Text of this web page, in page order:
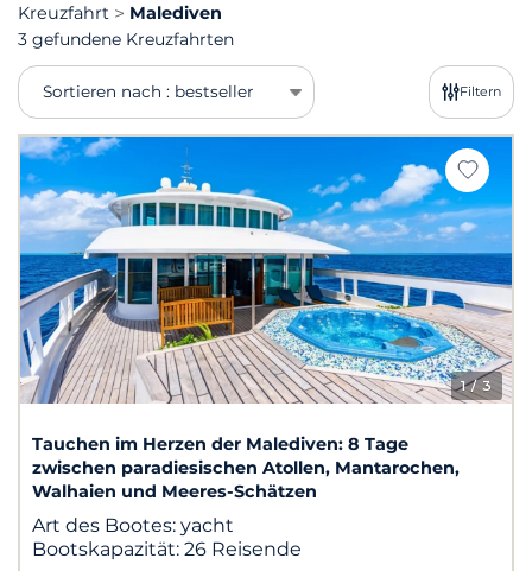
Kreuzfahrt
Malediven
3 gefundene Kreuzfahrten
Sortieren nach : bestseller Filtern
1/ 3
Tauchen im Herzen der Malediven: 8 Tage
zwischen paradiesischen Atollen, Mantarochen,
Walhaien und Meeres-Schätzen
Art des Bootes: yacht
Bootskapazität: 26 Reisende